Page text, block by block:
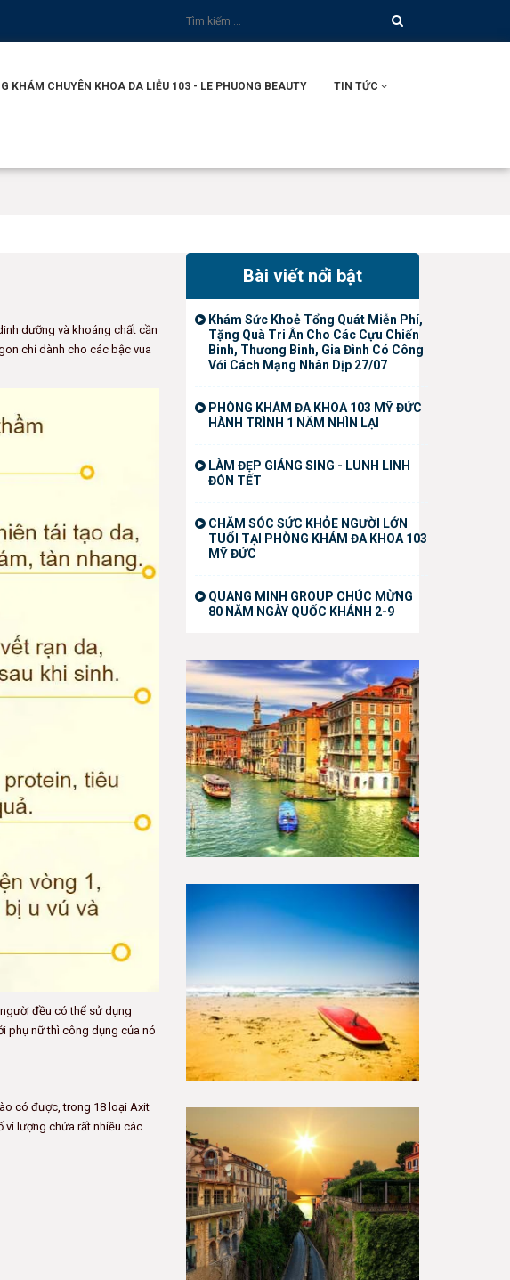
KHÁM CHUYÊN KHOA DA LIỄU 103 - LE PHUONG BEAUTY TIN TỨC
dưỡng và khoáng chất cần
chỉ dành cho các bậc vua
đều có thể sử dụng
phụ nữ thì công dụng của nó
có được, trong 18 loại Axit
vi lượng chứa rất nhiều các
Bài viết nổi bật
Khám Sức Khoẻ Tổng Quát Miễn Phí,
Tặng Quà Tri Ân Cho Các Cựu Chiến
Binh, Thương Binh, Gia Đình Có Công
Với Cách Mạng Nhân Dịp 27/07
PHÒNG KHÁM ĐA KHOA 103 MỸ ĐỨC
HÀNH TRÌNH 1 NĂM NHÌN LẠI
LÀM ĐẸP GIÁNG SING - LUNH LINH
ĐÓN TẾT
CHĂM SÓC SỨC KHỎE NGƯỜI LỚN
TUỔI TẠI PHÒNG KHÁM ĐA KHOA 103
MỸ ĐỨC
QUANG MINH GROUP CHÚC MỪNG
80 NĂM NGÀY QUỐC KHÁNH 2-9